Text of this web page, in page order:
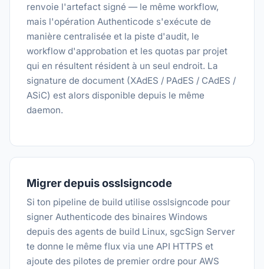
renvoie l'artefact signé — le même workflow,
mais l'opération Authenticode s'exécute de
manière centralisée et la piste d'audit, le
workflow d'approbation et les quotas par projet
qui en résultent résident à un seul endroit. La
signature de document (XAdES / PAdES / CAdES /
ASiC) est alors disponible depuis le même
daemon.
Migrer depuis osslsigncode
Si ton pipeline de build utilise osslsigncode pour
signer Authenticode des binaires Windows
depuis des agents de build Linux, sgcSign Server
te donne le même flux via une API HTTPS et
ajoute des pilotes de premier ordre pour AWS